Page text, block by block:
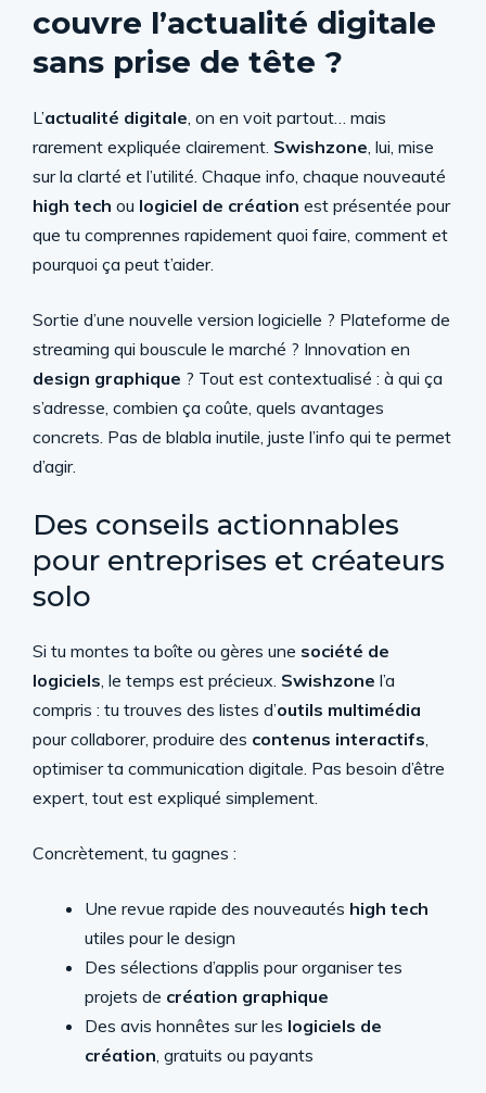
couvre l’actualité digitale
sans prise de tête ?
L’actualité digitale, on en voit partout… mais
rarement expliquée clairement. Swishzone, lui, mise
sur la clarté et l’utilité. Chaque info, chaque nouveauté
high tech ou logiciel de création est présentée pour
que tu comprennes rapidement quoi faire, comment et
pourquoi ça peut t’aider.
Sortie d’une nouvelle version logicielle ? Plateforme de
streaming qui bouscule le marché ? Innovation en
design graphique ? Tout est contextualisé : à qui ça
s’adresse, combien ça coûte, quels avantages
concrets. Pas de blabla inutile, juste l’info qui te permet
d’agir.
Des conseils actionnables
pour entreprises et créateurs
solo
Si tu montes ta boîte ou gères une société de
logiciels, le temps est précieux. Swishzone l’a
compris : tu trouves des listes d’outils multimédia
pour collaborer, produire des contenus interactifs,
optimiser ta communication digitale. Pas besoin d’être
expert, tout est expliqué simplement.
Concrètement, tu gagnes :
Une revue rapide des nouveautés high tech
utiles pour le design
Des sélections d’applis pour organiser tes
projets de création graphique
Des avis honnêtes sur les logiciels de
création, gratuits ou payants